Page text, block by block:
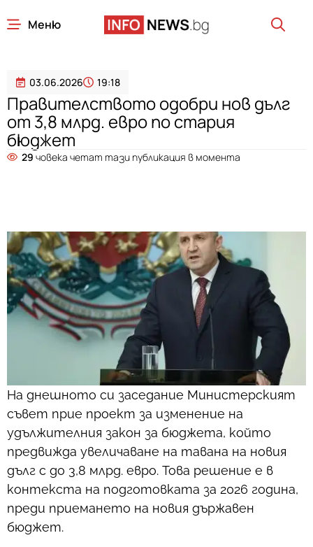
Меню
03.06.2026 19:18
Правителството одобри нов дълг
от 3,8 млрд. евро по стария
бюджет
29 човека четат тази публикация в момента
На днешното си заседание Министерският
съвет прие проект за изменение на
удължителния закон за бюджета, който
предвижда увеличаване на тавана на новия
дълг с до 3,8 млрд. евро. Това решение е в
контекста на подготовката за 2026 година,
преди приемането на новия държавен
бюджет.